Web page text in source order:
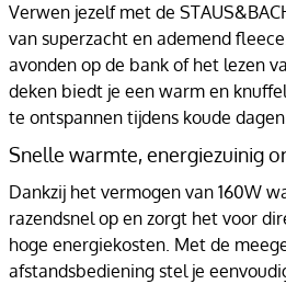
Verwen jezelf met de
van superzacht en ademend
avonden op de bank of het lezen
deken biedt je een warm en
te ontspannen tijdens koude
Snelle warmte, energiezuinig
Dankzij het vermogen van 160W
razendsnel op en zorgt het voor
hoge energiekosten. Met de
afstandsbediening stel je